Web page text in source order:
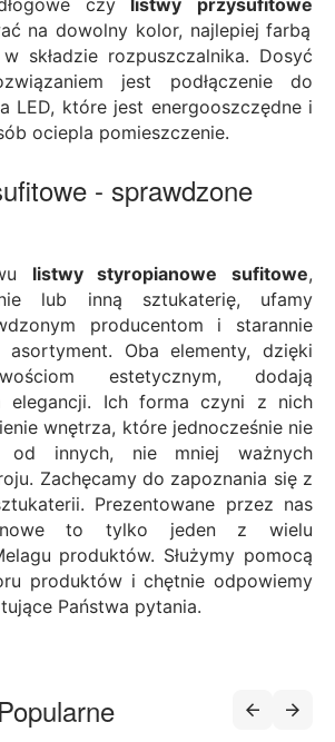
czy listwy
przysufitowe
na dowolny kolor, najlepiej farbą
składzie rozpuszczalnika. Dosyć
jest podłączenie do
LED, które jest energooszczędne i
ociepla pomieszczenie.
- sprawdzone
listwy styropianowe sufitowe,
lub inną sztukaterię, ufamy
producentom i starannie
asortyment. Oba elementy, dzięki
estetycznym, dodają
elegancji. Ich forma czyni z nich
wnętrza, które jednocześnie nie
od innych, nie mniej ważnych
Zachęcamy do zapoznania się z
Prezentowane przez nas
to tylko jeden z wielu
produktów. Służymy pomocą
produktów i chętnie odpowiemy
Państwa pytania.